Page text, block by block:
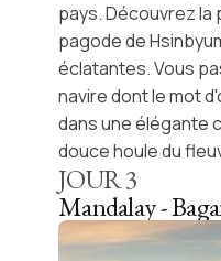
pays. Découvrez la
pagode de
éclatantes. Vous
navire dont le mot
dans une élégante
douce houle du
JOUR3
Mandalay -